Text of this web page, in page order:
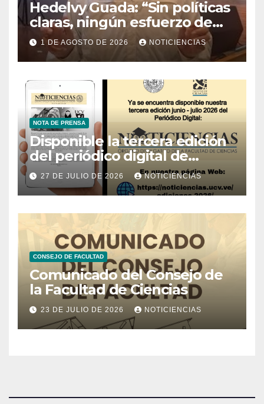
Hedelvy Guada: “Sin políticas
claras, ningún esfuerzo de
conservación rendirá frutos”
1 DE AGOSTO DE 2026 NOTICIENCIAS
NOTA DE PRENSA
Disponible la tercera edición
del periódico digital de
Noticiencias 2026
27 DE JULIO DE 2026 NOTICIENCIAS
CONSEJO DE FACULTAD
Comunicado del Consejo de
la Facultad de Ciencias
23 DE JULIO DE 2026 NOTICIENCIAS